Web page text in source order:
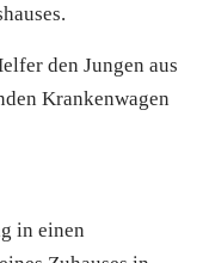
den Jungen aus
Krankenwagen
in einen